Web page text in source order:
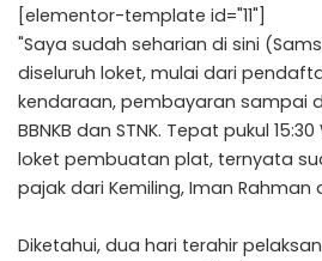
[elementor-template id="11"]
"Saya sudah seharian di sini
diseluruh loket, mulai dari
kendaraan, pembayaran sampai
BBNKB dan STNK. Tepat pukul
loket pembuatan plat, ternyata
pajak dari Kemiling, Iman
Diketahui, dua hari terahir